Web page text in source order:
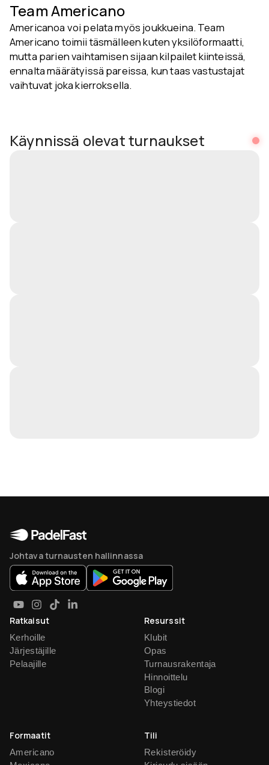
Team Americano
Americanoa voi pelata myös joukkueina. Team
Americano toimii täsmälleen kuten yksilöformaatti,
mutta parien vaihtamisen sijaan kilpailet kiinteissä,
ennalta määrätyissä pareissa, kun taas vastustajat
vaihtuvat joka kierroksella.
Käynnissä olevat turnaukset
Johtava turnausten hallinnassa
Ratkaisut
Kerhoille
Järjestäjille
Pelaajille
Resurssit
Klubit
Opas
Turnausrakentaja
Hinnoittelu
Blogi
Yhteystiedot
Formaatit
Americano
Tili
Rekisteröidy